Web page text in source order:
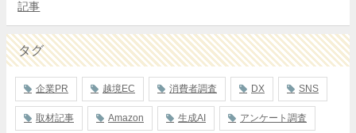
記事
タグ
企業PR 越境EC 消費者調査 DX SNS
取材記事 Amazon 生成AI アンケート調査